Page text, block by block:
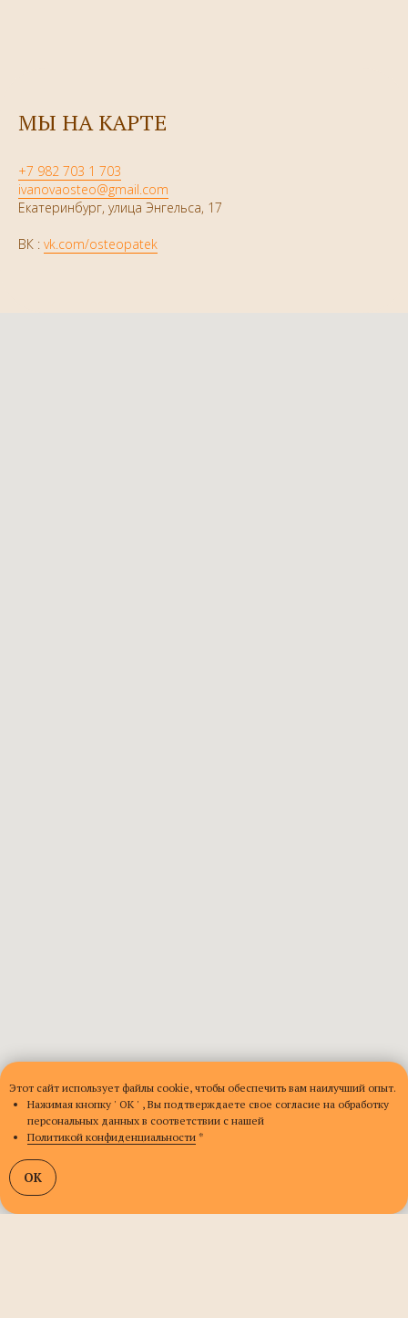
Этот сайт использует файлы cookie, чтобы обеспечить вам наилучший опыт.
Нажимая кнопку ' ОК ' , Вы подтверждаете свое согласие на обработку
персональных данных в соответствии с нашей
Политикой конфиденциальности *
OK
МЫ НА КАРТЕ
+7 982 703 1 703
ivanovaosteo@gmail.com
Екатеринбург, улица Энгельса, 17
ВК : vk.com/osteopatek